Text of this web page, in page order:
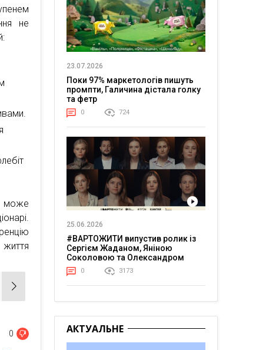
не
може
0
23.07.2026
Поки 97% маркетологів пишуть
промпти, Галичина дістала голку
та фетр
0 724
25.06.2026
#ВАРТОЖИТИ випустив ролик із
Сергієм Жаданом, Яніною
Соколовою та Олександром
Тереном про життя в постійній
напрузі
0 3173
АКТУАЛЬНЕ